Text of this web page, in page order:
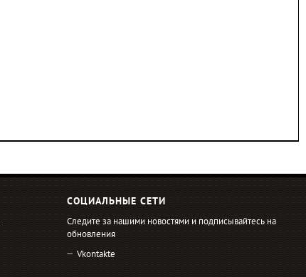
СОЦИАЛЬНЫЕ СЕТИ
Следите за нашими новостями и подписывайтесь на
обновления
Vkontakte